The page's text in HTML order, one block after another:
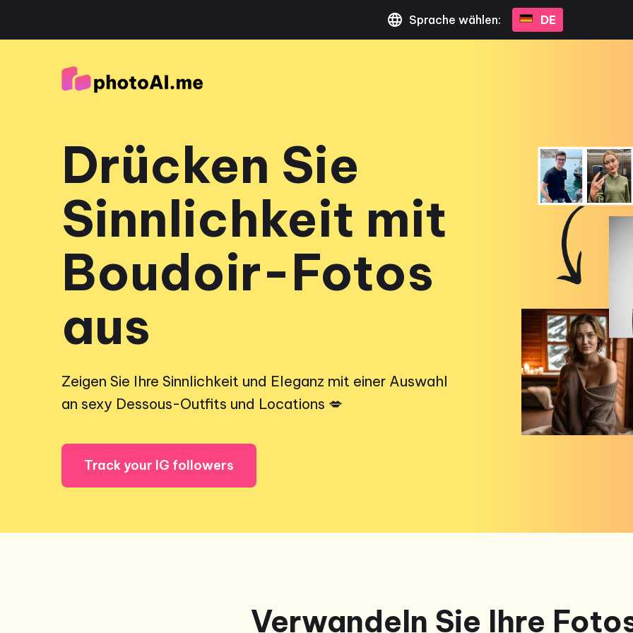
Sprache wählen: DE
Drücken Sie
Sinnlichkeit mit
Boudoir-Fotos
aus
Zeigen Sie Ihre Sinnlichkeit und Eleganz mit einer Auswahl
an sexy Dessous-Outfits und Locations 💋
Track your IG followers
Verwandeln Sie Ihre